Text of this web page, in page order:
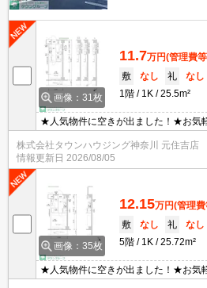
画像：31枚
11.7万円(管理費
敷
なし 礼
なし
1階
1K 25.5m²
★人気物件に空きが出ました！★お気
様の物件も含めて気になる物件はま
Mでのご相談も承ります★
株式会社タウンハウジング神奈川 元住吉店
情報更新日 2026/08/05
画像：35枚
12.15万円(管理
敷
なし 礼
なし
5階
1K 25.72m²
★人気物件に空きが出ました！★お気
様の物件も含めて気になる物件はま